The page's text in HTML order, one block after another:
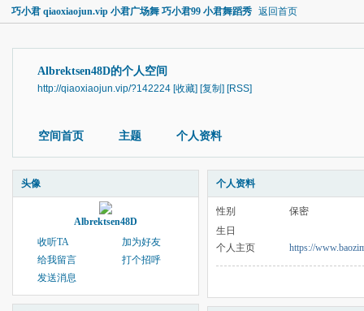
巧小君 qiaoxiaojun.vip 小君广场舞 巧小君99 小君舞蹈秀 返回首页
Albrektsen48D的个人空间
http://qiaoxiaojun.vip/?142224 [收藏] [复制] [RSS]
空间首页 主题 个人资料
头像
Albrektsen48D
收听TA
加为好友
给我留言
打个招呼
发送消息
个人资料
性别
保密
生日
个人主页
https://